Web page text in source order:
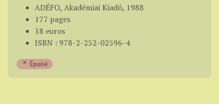
ADÉFO, Akadémiai Kiadó, 1988
177 pages
18 euros
ISBN : 978-2-252-02596-4
Épuisé